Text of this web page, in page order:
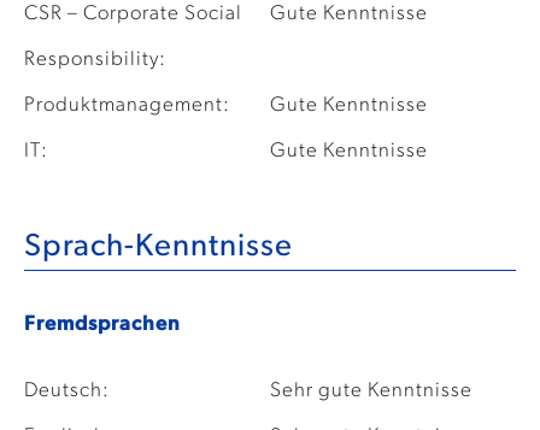
CSR – Corporate Social
Responsibility:
Gute Kenntnisse
Produktmanagement: Gute Kenntnisse
IT: Gute Kenntnisse
Sprach-Kenntnisse
Fremdsprachen
Deutsch: Sehr gute Kenntnisse